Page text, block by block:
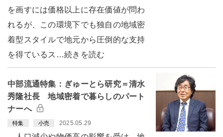
を画すには価格以上に存在価値が問わ
れるが、この環境下でも独自の地域密
着型スタイルで地元から圧倒的な支持
を得ているス…続きを読む
中部流通特集：ぎゅーとら研究＝清水
秀隆社長 地域密着で暮らしのパート
ナーへ
特集 小売 2025.05.29